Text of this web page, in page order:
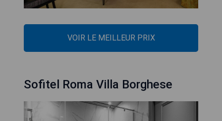
VOIR LE MEILLEUR PRIX
Sofitel Roma Villa Borghese